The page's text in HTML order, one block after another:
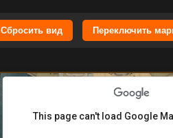
Сбросить вид Переключить
This page can't load Google